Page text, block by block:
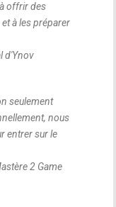
offrir des
à les préparer
d'Ynov
seulement
nous
entrer sur le
2 Game